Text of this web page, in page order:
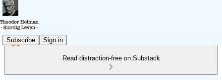
Subscribe Sign in
Read distraction-free on Substack